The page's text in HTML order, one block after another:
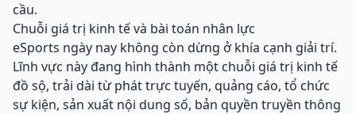
cầu.
Chuỗi giá trị kinh tế và bài toán nhân lực
eSports ngày nay không còn dừng ở khía cạnh giải trí.
Lĩnh vực này đang hình thành một chuỗi giá trị kinh tế
đồ sộ, trải dài từ phát trực tuyến, quảng cáo, tổ chức
sự kiện, sản xuất nội dung số, bản quyền truyền thông